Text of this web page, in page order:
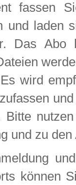
fassen
und laden
Das
wird
Bitte
und zu
können